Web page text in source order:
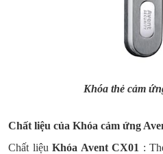
Khóa thẻ cảm
Chất liệu của Khóa cảm ứng
Chất liệuKhóa Avent CX01 :